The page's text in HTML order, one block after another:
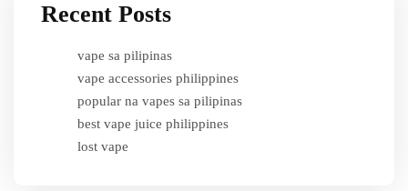
Recent Posts
vape sa pilipinas
vape accessories philippines
popular na vapes sa pilipinas
best vape juice philippines
lost vape